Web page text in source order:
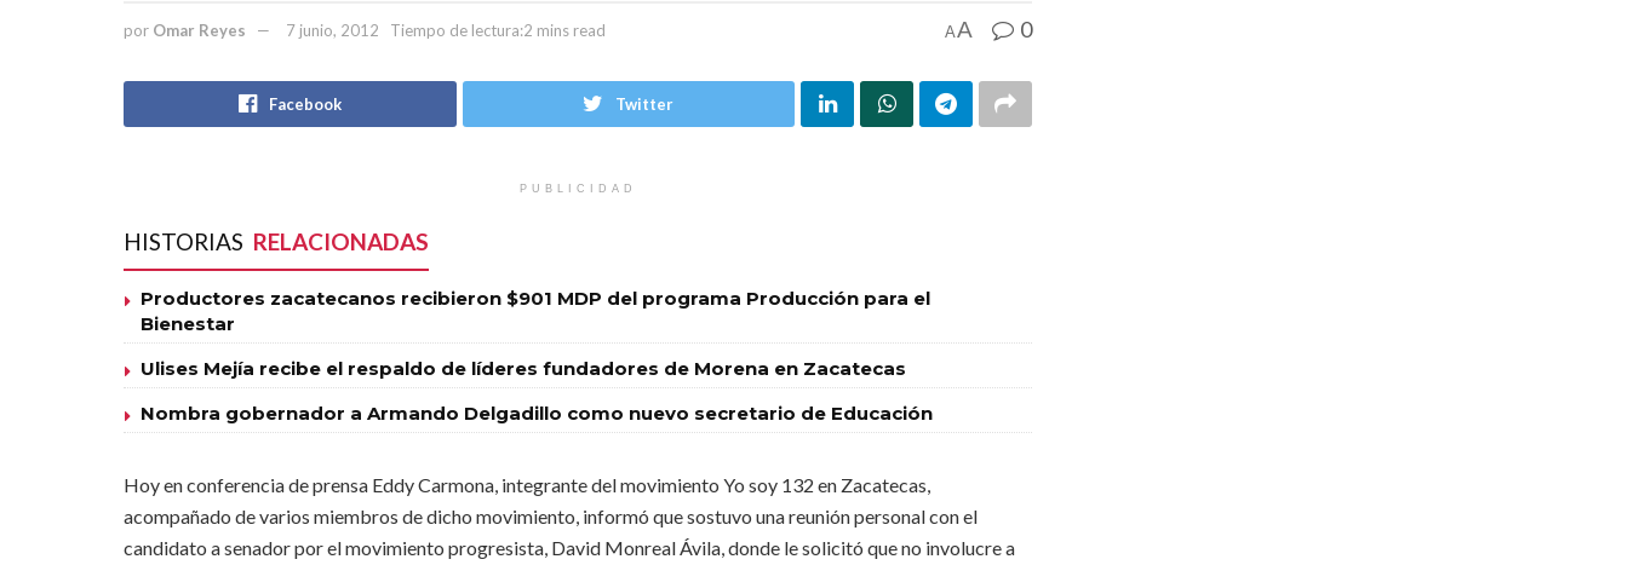
por Omar Reyes 7 junio, 2012 Tiempo de lectura:2 mins read AA 0
Facebook Twitter
PUBLICIDAD
HISTORIAS RELACIONADAS
Productores zacatecanos recibieron $901 MDP del programa Producción para el
Bienestar
Ulises Mejía recibe el respaldo de líderes fundadores de Morena en Zacatecas
Nombra gobernador a Armando Delgadillo como nuevo secretario de Educación
Hoy en conferencia de prensa Eddy Carmona, integrante del movimiento Yo soy 132 en Zacatecas,
acompañado de varios miembros de dicho movimiento, informó que sostuvo una reunión personal con el
candidato a senador por el movimiento progresista, David Monreal Ávila, donde le solicitó que no involucre a